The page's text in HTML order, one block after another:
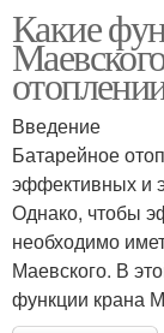
Какие
Введение
Батарейное
эффективных и
Однако, чтобы
необходимо
Маевского. В
функции крана